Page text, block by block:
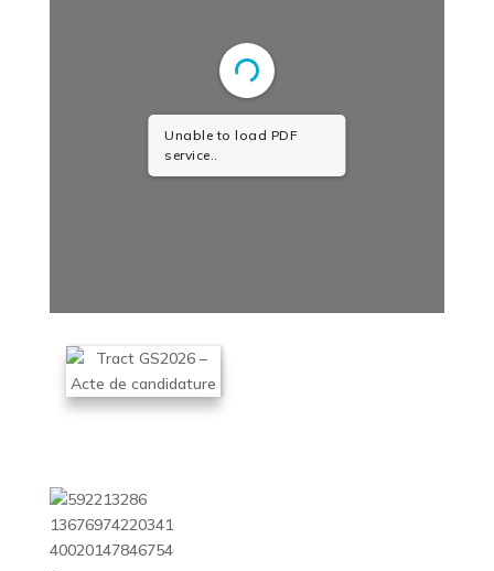
Unable to load PDF
service..